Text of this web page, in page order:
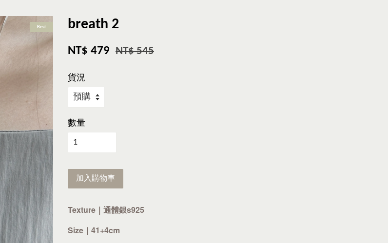
Best breath 2
NT$ 479 NT$ 545
貨況
數量
加入購物車
Texture｜通體銀s925
Size｜41+4cm